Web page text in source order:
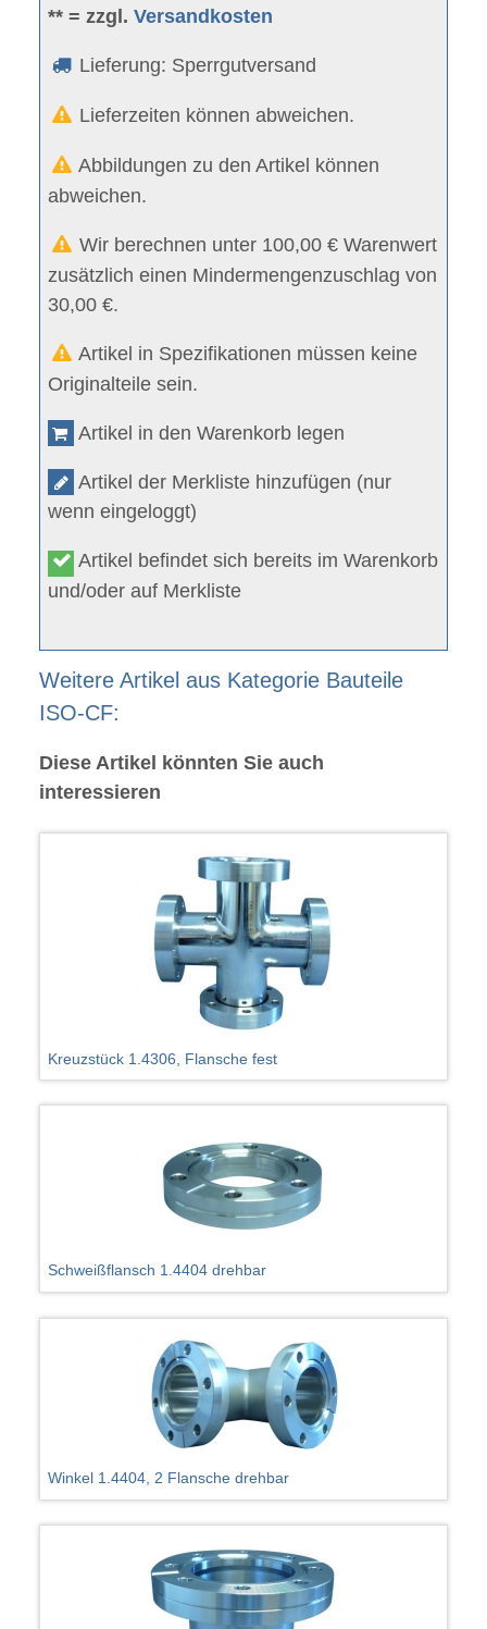
** = zzgl.Versandkosten
Lieferung: Sperrgutversand
Lieferzeiten können abweichen.
Abbildungen zu den Artikel können
abweichen.
Wir berechnen unter 100,00 € Warenwert
zusätzlich einen Mindermengenzuschlag von
30,00 €.
Artikel in Spezifikationen müssen keine
Originalteile sein.
Artikel in den Warenkorb legen
Artikel der Merkliste hinzufügen (nur
wenn eingeloggt)
Artikel befindet sich bereits im Warenkorb
und/oder auf Merkliste
Weitere Artikel aus Kategorie Bauteile
ISO-CF:
Diese Artikel könnten Sie auch
interessieren
Kreuzstück 1.4306, Flansche fest
Schweißflansch 1.4404 drehbar
Winkel 1.4404, 2 Flansche drehbar